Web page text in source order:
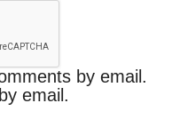
by email.
email.